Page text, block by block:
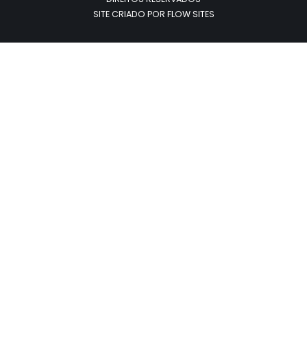
SITE CRIADO POR FLOW SITES